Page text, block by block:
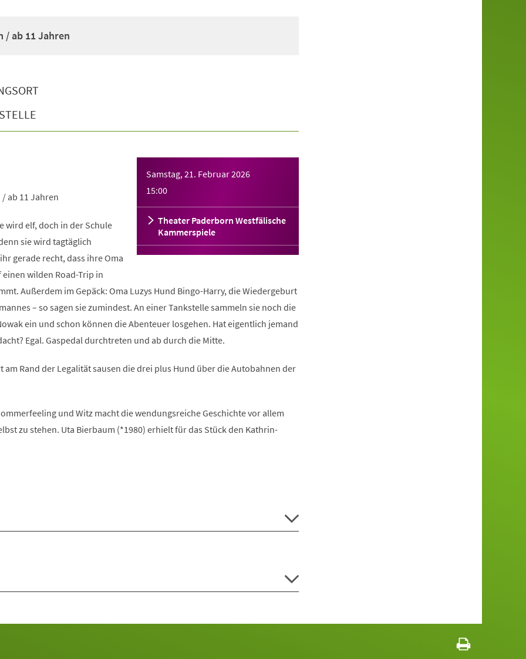
/ ab 11 Jahren
Samstag, 21. Februar 2026
15:00
Theater Paderborn Westfälische
Kammerspiele
ab 11 Jahren
wird elf, doch in der Schule
sie wird tagtäglich
gerade recht, dass ihre Oma
wilden Road-Trip in
Außerdem im Gepäck: Oma Luzys Hund Bingo-Harry, die Wiedergeburt
– so sagen sie zumindest. An einer Tankstelle sammeln sie noch die
ein und schon können die Abenteuer losgehen. Hat eigentlich jemand
Egal. Gaspedal durchtreten und ab durch die Mitte.
Rand der Legalität sausen die drei plus Hund über die Autobahnen der
und Witz macht die wendungsreiche Geschichte vor allem
zu stehen. Uta Bierbaum (*1980) erhielt für das Stück den Kathrin-